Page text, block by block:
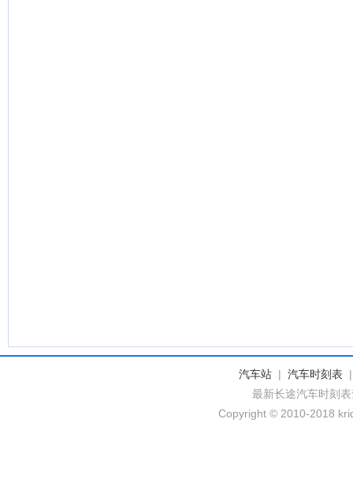
汽车站 | 汽车时刻表
最新长途汽车时刻
Copyright © 2010-2018